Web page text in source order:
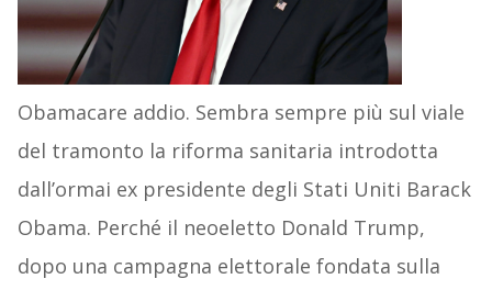
Obamacare addio. Sembra sempre più sul viale
del tramonto la riforma sanitaria introdotta
dall’ormai ex presidente degli Stati Uniti Barack
Obama. Perché il neoeletto Donald Trump,
dopo una campagna elettorale fondata sulla